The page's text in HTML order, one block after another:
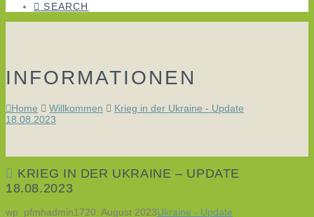
SEARCH
INFORMATIONEN
Home Willkommen
Krieg in der Ukraine - Update
18.08.2023
KRIEG IN DER UKRAINE – UPDATE
18.08.2023
wp_pfmhadmin1720. August 2023Ukraine - Update